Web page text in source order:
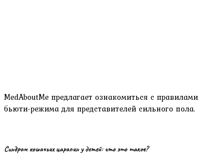
MedAboutMe предлагает ознакомиться с правилами
бьюти-режима для представителей сильного пола.
Синдром кошачьих царапин у детей: что это такое?